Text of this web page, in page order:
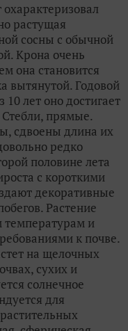
растущая
сосны с обычной
Крона очень
она становится
вытянутой. Годовой
10 лет оно достигает
прямые.
сдвоены длина их
редко
половине лета
с короткими
декоративные
Растение
температурам и
к почве.
на щелочных
сухих и
солнечное
для